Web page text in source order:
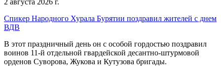
Спикер Народного Хурала Бурятии поздравил жителей с днем
ВДВ
В этот праздничный день он с особой гордостью поздравил
воинов 11-й отдельной гвардейской десантно-штурмовой
орденов Суворова, Жукова и Кутузова бригады.